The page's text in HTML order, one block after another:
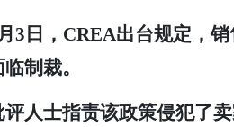
3日，CREA出台规定，
制裁。
评人士指责该政策侵犯了